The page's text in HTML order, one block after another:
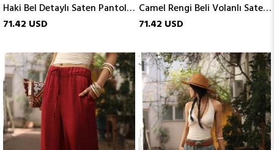
Haki Bel Detaylı Saten Pantolon
71.42 USD
Camel Rengi Beli Volanlı Saten Pantolon
71.42 USD